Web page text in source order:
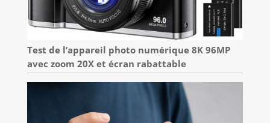
Test de l’appareil photo numérique 8K 96MP
avec zoom 20X et écran rabattable